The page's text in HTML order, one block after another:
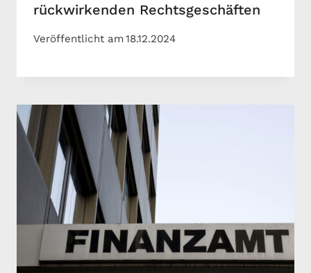
rückwirkenden Rechtsgeschäften
Veröffentlicht am18.12.2024